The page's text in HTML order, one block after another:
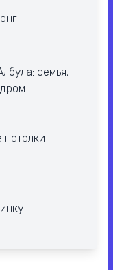
семья,
потолки —